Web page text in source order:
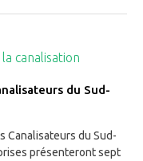
canalisation
du Sud-
Canalisateurs du Sud-
présenteront sept